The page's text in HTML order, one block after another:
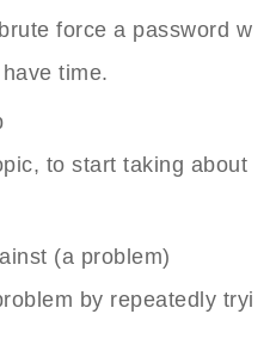
force a password w
time.
to start taking about
(a problem)
by repeatedly tryi